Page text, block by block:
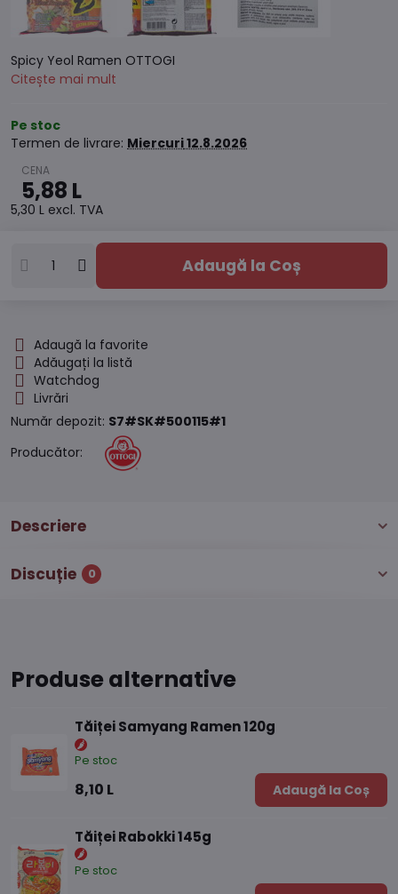
Spicy Yeol Ramen OTTOGI
Citește mai mult
Pe stoc
Termen de livrare: Miercuri12.8.2026
5,88 L
5,30 L excl. TVA
Adaugă la Coș
Adaugă la favorite
Adăugați la listă
Watchdog
Livrări
Număr depozit: S7#SK#500115#1
Producător:
Descriere
Discuție 0
Produse alternative
Tăiței Samyang Ramen 120g
Pe stoc
8,10 L Adaugă la Coș
Tăiței Rabokki 145g
Pe stoc